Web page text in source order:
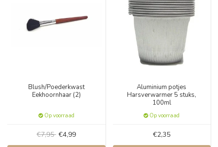
Blush/Poederkwast
Eekhoornhaar (2)
Op voorraad
€7,95 €4,99
Aluminium potjes
Harsverwarmer 5 stuks,
100ml
Op voorraad
€2,35